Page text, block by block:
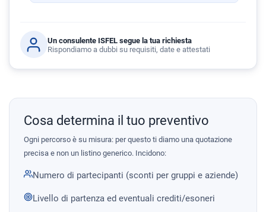
Un consulente ISFEL segue la tua richiesta
Rispondiamo a dubbi su requisiti, date e attestati
Cosa determina il tuo preventivo
Ogni percorso è su misura: per questo ti diamo una quotazione
precisa e non un listino generico. Incidono:
Numero di partecipanti (sconti per gruppi e aziende)
Livello di partenza ed eventuali crediti/esoneri